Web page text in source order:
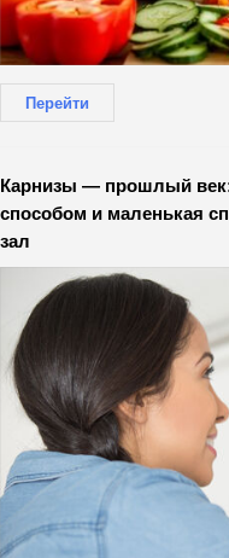
Перейти
Карнизы — прошлый
способом и маленькая
зал